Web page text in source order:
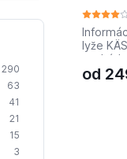
290
63
41
21
15
3
lyže
RX10
od